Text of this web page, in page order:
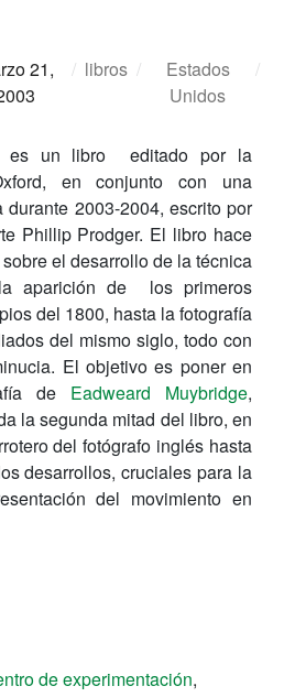
21,
/ libros /
Estados
Unidos
/
es un libro editado por la
en conjunto con una
2003-2004, escrito por
Phillip Prodger. El libro hace
el desarrollo de la técnica
aparición de los primeros
del 1800, hasta la fotografía
del mismo siglo, todo con
El objetivo es poner en
de Eadweard Muybridge,
la segunda mitad del libro, en
del fotógrafo inglés hasta
desarrollos, cruciales para la
del movimiento en
de experimentación,